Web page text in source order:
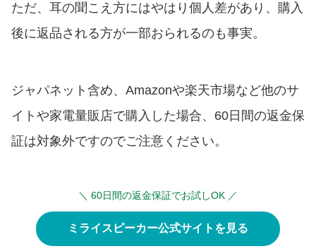
ただ、耳の聞こえ方にはやはり個人差があり、購入
後に返品される方が一部おられるのも事実。
ジャパネット含め、Amazonや楽天市場など他のサ
イトや家電量販店で購入した場合、60日間の返金保
証は対象外ですのでご注意ください。
＼ 60日間の返金保証でお試しOK ／
ミライスピーカー公式サイトを見る